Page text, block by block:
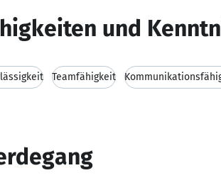
und
Teamfähigkeit